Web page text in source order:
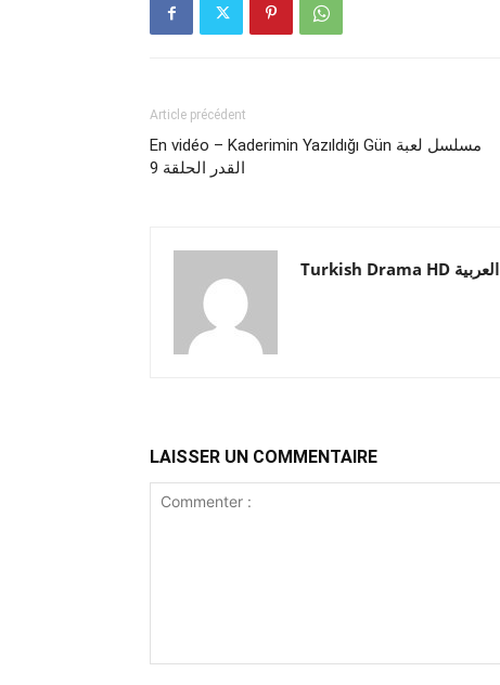
Article précédent
En vidéo – Kaderimin Yazıldığı Gün مسلسل لعبة
القدر الحلقة 9
Turkish Drama HD العربية
LAISSER UN COMMENTAIRE